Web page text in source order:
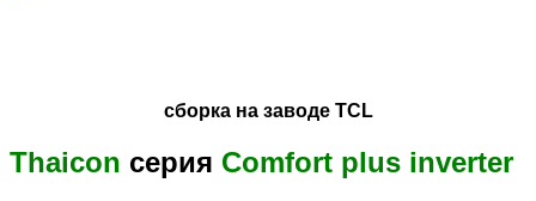
сборка на заводе TCL
Thaicon серия Comfort plus inverter